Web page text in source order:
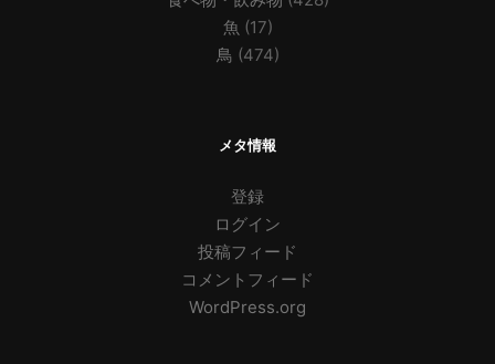
魚 (17)
鳥 (474)
メタ情報
登録
ログイン
投稿フィード
コメントフィード
WordPress.org